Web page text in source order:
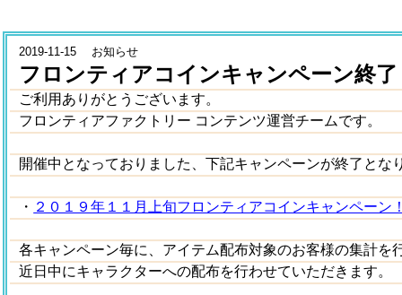
2019-11-15 お知らせ
フロンティアコインキャンペーン終了
ご利用ありがとうございます。
フロンティアファクトリー コンテンツ運営チームです。
開催中となっておりました、下記キャンペーンが終了とな
・ ２０１９年１１月上旬フロンティアコインキャンペーン
各キャンペーン毎に、アイテム配布対象のお客様の集計を
近日中にキャラクターへの配布を行わせていただきます。